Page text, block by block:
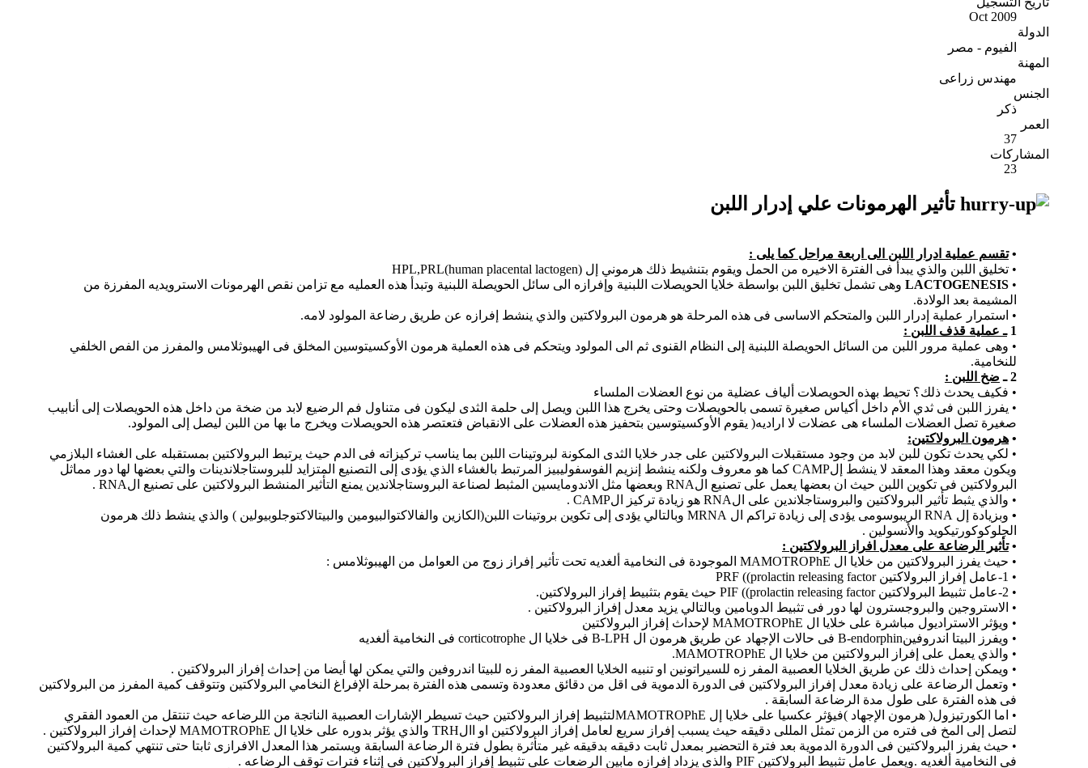
Oct 2009
الدولة
الفيوم - مصر
المهنة
مهندس زراعى
الجنس
ذكر
العمر
37
المشاركات
23
تأثير الهرمونات علي إدرار اللبن
•تقسم عملية ادرار اللبن الى اربعة مراحل كما يلى :
• تخليق اللبن والذي يبدأ فى الفترة الاخيره من الحمل ويقوم بتنشيط ذلك هرموني إل HPL,PRL(human placental lactogen)
•
LACTOGENESIS وهى تشمل تخليق اللبن بواسطة خلايا الحويصلات اللبنية وإفرازه الى سائل الحويصلة اللبنية وتبدأ هذه العمليه مع تزامن نقص الهرمونات الاسترويديه المفرزة من
المشيمة بعد الولادة.
• استمرار عملية إدرار اللبن والمتحكم الاساسى فى هذه المرحلة هو هرمون البرولاكتين والذي ينشط إفرازه عن طريق رضاعة المولود لامه.
1 ـ عملية قذف اللبن :
• وهى عملية مرور اللبن من السائل الحويصلة اللبنية إلى النظام القنوى ثم الى المولود ويتحكم فى هذه العملية هرمون الأوكسيتوسين المخلق فى الهيبوثلامس والمفرز من الفص الخلفي
للنخامية.
2 ـ
ضخ اللبن :
• فكيف يحدث ذلك؟ تحيط بهذه الحويصلات ألياف عضلية من نوع العضلات الملساء
• يفرز اللبن فى ثدي الأم داخل أكياس صغيرة تسمى بالحويصلات وحتى يخرج هذا اللبن ويصل إلى حلمة الثدى ليكون فى متناول فم الرضيع لابد من ضخة من داخل هذه الحويصلات إلى أنابيب
صغيرة تصل العضلات الملساء هى عضلات لا اراديه( يقوم الأوكسيتوسين بتحفيز هذه العضلات على الانقباض فتعتصر هذه الحويصلات ويخرج ما بها من اللبن ليصل إلى المولود.
• هرمون البرولاكتين:
• لكي يحدث تكون للبن لابد من وجود مستقبلات البرولاكتين على جدر خلايا الثدى المكونة لبروتينات اللبن بما يناسب تركيزاته فى الدم حيث يرتبط البرولاكتين بمستقبله على الغشاء البلازمي
ويكون معقد وهذا المعقد لا ينشط إلCAMP كما هو معروف ولكنه ينشط إنزيم الفوسفوليبيز المرتبط بالغشاء الذي يؤدى إلى التصنيع المتزايد للبروستاجلاندينات والتي بعضها لها دور مماثل
البرولاكتين فى تكوين اللبن حيث ان بعضها يعمل على تصنيع الRNA وبعضها مثل الاندومايسين المثبط لصناعة البروستاجلاندين يمنع التأثير المنشط البرولاكتين على تصنيع الRNA .
• والذي يثبط تأثير البرولاكتين والبروستاجلاندين على الRNA هو زيادة تركيز الCAMP .
•
وبزيادة إل RNA الريبوسومى يؤدى إلى زيادة تراكم ال MRNA وبالتالي يؤدى إلى تكوين بروتينات اللبن(الكازين والفالاكتوالبيومين والبيتالاكتوجلوبيولين ) والذي ينشط ذلك هرمون
الجلوكوكورتيكويد والأنسولين .
•تأثير الرضاعة على معدل افراز البرولاكتين :
• حيث يفرز البرولاكتين من خلايا ال MAMOTROPhE الموجودة فى النخامية ألغديه تحت تأثير إفراز زوج من العوامل من الهيبوثلامس :
• 1-عامل إفراز البرولاكتين PRF ((prolactin releasing factor
• 2-عامل تثبيط البرولاكتين PIF ((prolactin releasing factor حيث يقوم بتثبيط إفراز البرولاكتين.
• الاستروجين والبروجسترون لها دور فى تثبيط الدوبامين وبالتالي يزيد معدل إفراز البرولاكتين .
• ويؤثر الاستراديول مباشرة على خلايا ال MAMOTROPhE لإحداث إفراز البرولاكتين
• ويفرز البيتا اندروفينB-endorphin فى حالات الإجهاد عن طريق هرمون ال B-LPH فى خلايا ال corticotrophe فى النخامية ألغديه
• والذي يعمل على إفراز البرولاكتين من خلايا ال MAMOTROPhE.
• ويمكن إحداث ذلك عن طريق الخلايا العصبية المفر زه للسيراتونين او تنبيه الخلايا العصبية المفر زه للبيتا اندروفين والتي يمكن لها أيضا من إحداث إفراز البرولاكتين .
• وتعمل الرضاعة على زيادة معدل إفراز البرولاكتين فى الدورة الدموية فى اقل من دقائق معدودة وتسمى هذه الفترة بمرحلة الإفراغ النخامي البرولاكتين وتتوقف كمية المفرز من البرولاكتين
فى هذه الفترة على طول مدة الرضاعة السابقة .
• اما الكورتيزول( هرمون الإجهاد )فيؤثر عكسيا على خلايا إل MAMOTROPhEلتثبيط إفراز البرولاكتين حيث تسيطر الإشارات العصبية الناتجة من اللرضاعه حيث تنتقل من العمود الفقري
لتصل إلى المخ فى فتره من الزمن تمثل المللى دقيقه حيث يسبب إفراز سريع لعامل إفراز البرولاكتين او االTRH والذي يؤثر بدوره على خلايا ال MAMOTROPhE لإحداث إفراز البرولاكتين .
• حيث يفرز البرولاكتين فى الدورة الدموية بعد فترة التحضير بمعدل ثابت دقيقه بدقيقه غير متأثرة بطول فترة الرضاعة السابقة ويستمر هذا المعدل الافرازى ثابتا حتى تنتهي كمية البرولاكتين
فى النخامية ألغديه .ويعمل عامل تثبيط البرولاكتين PIF والذى يزداد إفرازه مابين الرضعات على تثبيط إفراز البرولاكتين فى إثناء فترات توقف الرضاعه .